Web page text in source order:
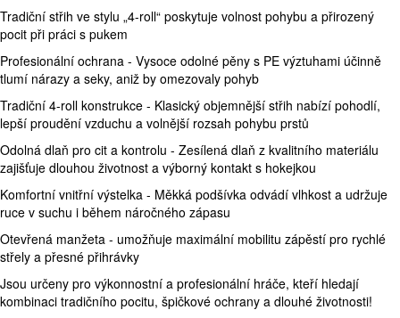
Tradiční střih ve stylu „4-roll“ poskytuje volnost pohybu a přirozený
pocit při práci s pukem
Profesionální ochrana - Vysoce odolné pěny s PE výztuhami účinně
tlumí nárazy a seky, aniž by omezovaly pohyb
Tradiční 4-roll konstrukce - Klasický objemnější střih nabízí pohodlí,
lepší proudění vzduchu a volnější rozsah pohybu prstů
Odolná dlaň pro cit a kontrolu - Zesílená dlaň z kvalitního materiálu
zajišťuje dlouhou životnost a výborný kontakt s hokejkou
Komfortní vnitřní výstelka - Měkká podšívka odvádí vlhkost a udržuje
ruce v suchu i během náročného zápasu
Otevřená manžeta - umožňuje maximální mobilitu zápěstí pro rychlé
střely a přesné přihrávky
Jsou určeny pro výkonnostní a profesionální hráče, kteří hledají
kombinaci tradičního pocitu, špičkové ochrany a dlouhé životnosti!